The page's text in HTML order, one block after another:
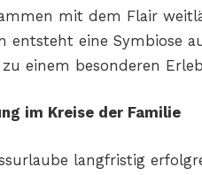
mit dem Flair
entsteht eine Symbiose
einem besonderen
im Kreise der Familie
langfristig